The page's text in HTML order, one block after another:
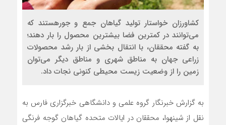
کشاورزان خواستار تولید گیاهان جمع و جورهستند که
می‌توانند در کمترین فضا بیشترین محصول را بار دهند؛
به گفته محققان، با انتقال بخشی از بار رشد محصولات
زراعی جهان به مناطق شهری و مناطق دیگر می‌توان
زمین را از وضعیت زیست محیطی کنونی نجات داد.
به گزارش خبرنگار گروه علمی و دانشگاهی خبرگزاری فارس به
نقل از شینهوا، محققان در ایالات متحده گیاهان گوجه فرنگی